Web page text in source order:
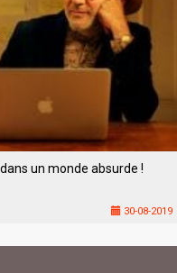
un monde absurde !
30-08-2019